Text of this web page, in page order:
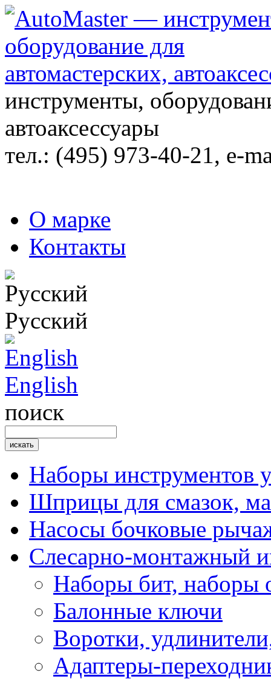
инструменты,
автоаксессуары
тел.: (495) 973-40-21, e-
О марке
Контакты
Русский
English
поиск
Наборы инструментов
Шприцы для смазок,
Насосы бочковые
Слесарно-монтажный
Наборы бит, наборы
Балонные ключи
Воротки,
Адаптеры-